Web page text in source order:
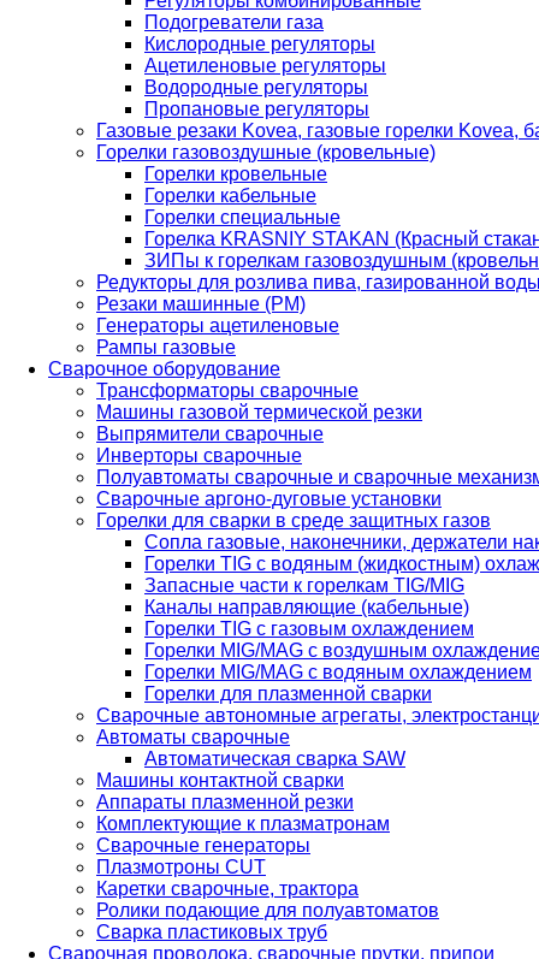
Подогреватели газа
Кислородные регуляторы
Ацетиленовые регуляторы
Водородные регуляторы
Пропановые регуляторы
Газовые резаки Kovea, газовые горелки Kovea,
Горелки газовоздушные (кровельные)
Горелки кровельные
Горелки кабельные
Горелки специальные
Горелка KRASNIY STAKAN (Красный
ЗИПы к горелкам газовоздушным
Редукторы для розлива пива, газированной
Резаки машинные (РМ)
Генераторы ацетиленовые
Рампы газовые
Сварочное оборудование
Трансформаторы сварочные
Машины газовой термической резки
Выпрямители сварочные
Инверторы сварочные
Полуавтоматы сварочные и сварочные
Сварочные аргоно-дуговые установки
Горелки для сварки в среде защитных газов
Сопла газовые, наконечники, держатели
Горелки TIG с водяным (жидкостным)
Запасные части к горелкам TIG/MIG
Каналы направляющие (кабельные)
Горелки TIG с газовым охлаждением
Горелки MIG/MAG с воздушным
Горелки MIG/MAG с водяным охлаждением
Горелки для плазменной сварки
Сварочные автономные агрегаты,
Автоматы сварочные
Автоматическая сварка SAW
Машины контактной сварки
Аппараты плазменной резки
Комплектующие к плазматронам
Сварочные генераторы
Плазмотроны CUT
Каретки сварочные, трактора
Ролики подающие для полуавтоматов
Сварка пластиковых труб
Сварочная проволока, сварочные прутки, припои